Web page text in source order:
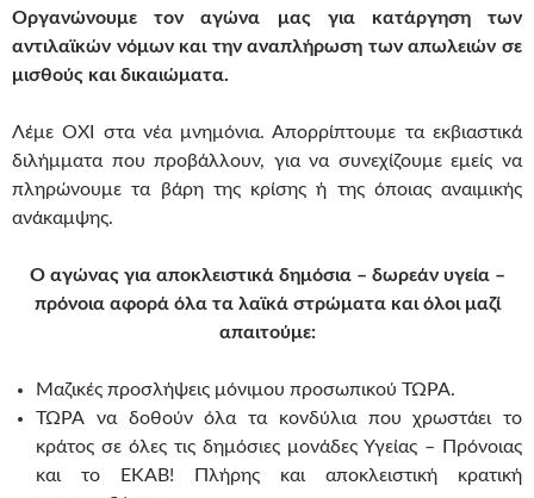
Οργανώνουμε τον αγώνα μας για κατάργηση των
αντιλαϊκών νόμων και την αναπλήρωση των απωλειών σε
μισθούς και δικαιώματα.
Λέμε ΟΧΙ στα νέα μνημόνια. Απορρίπτουμε τα εκβιαστικά
διλήμματα που προβάλλουν, για να συνεχίζουμε εμείς να
πληρώνουμε τα βάρη της κρίσης ή της όποιας αναιμικής
ανάκαμψης.
Ο αγώνας για αποκλειστικά δημόσια – δωρεάν υγεία –
πρόνοια αφορά όλα τα λαϊκά στρώματα και όλοι μαζί
απαιτούμε:
Μαζικές προσλήψεις μόνιμου προσωπικού ΤΩΡΑ.
ΤΩΡΑ να δοθούν όλα τα κονδύλια που χρωστάει το
κράτος σε όλες τις δημόσιες μονάδες Υγείας – Πρόνοιας
και το ΕΚΑΒ! Πλήρης και αποκλειστική κρατική